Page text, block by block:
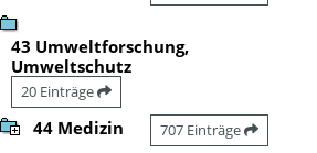
43 Umweltforschung,
Umweltschutz
20 Einträge
44 Medizin 707 Einträge